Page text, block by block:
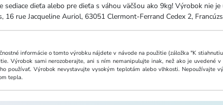
dieťa alebo pre dieťa s váhou väčšou ako 9kg! Výrobok nie
16 rue Jacqueline Auriol, 63051 Clermont-Ferrand Cedex 2,
informácie o tomto výrobku nájdete v návode na použitie (záložka "K
Výrobok sami nerozoberajte, ani s ním nemanipulujte inak, než ako je
používať. Výrobok nevystavujte vysokým teplotám alebo vlhkosti. Nepoužívajte
tepla.